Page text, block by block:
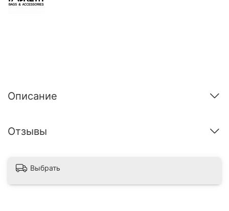
Описание
Отзывы
Выбрать